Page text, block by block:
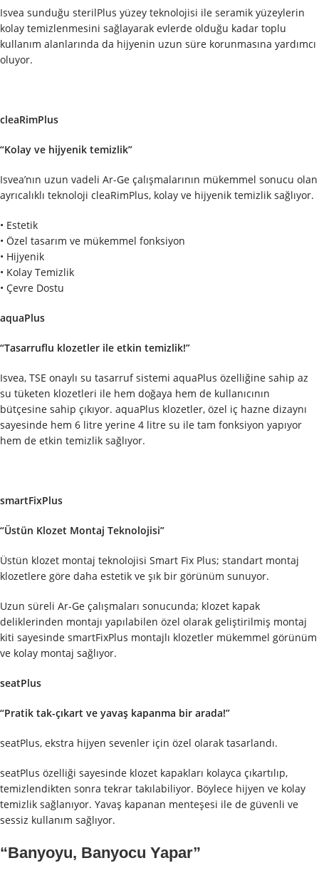
Isvea sunduğu sterilPlus yüzey teknolojisi ile seramik yüzeylerin
kolay temizlenmesini sağlayarak evlerde olduğu kadar toplu
kullanım alanlarında da hijyenin uzun süre korunmasına yardımcı
oluyor.
cleaRimPlus
“Kolay ve hijyenik temizlik”
Isvea’nın uzun vadeli Ar-Ge çalışmalarının mükemmel sonucu olan
ayrıcalıklı teknoloji cleaRimPlus, kolay ve hijyenik temizlik sağlıyor.
• Estetik
• Özel tasarım ve mükemmel fonksiyon
• Hijyenik
• Kolay Temizlik
• Çevre Dostu
aquaPlus
“Tasarruflu klozetler ile etkin temizlik!”
Isvea, TSE onaylı su tasarruf sistemi aquaPlus özelliğine sahip az
su tüketen klozetleri ile hem doğaya hem de kullanıcının
bütçesine sahip çıkıyor. aquaPlus klozetler, özel iç hazne dizaynı
sayesinde hem 6 litre yerine 4 litre su ile tam fonksiyon yapıyor
hem de etkin temizlik sağlıyor.
smartFixPlus
“Üstün Klozet Montaj Teknolojisi”
Üstün klozet montaj teknolojisi Smart Fix Plus; standart montaj
klozetlere göre daha estetik ve şık bir görünüm sunuyor.
Uzun süreli Ar-Ge çalışmaları sonucunda; klozet kapak
deliklerinden montajı yapılabilen özel olarak geliştirilmiş montaj
kiti sayesinde smartFixPlus montajlı klozetler mükemmel görünüm
ve kolay montaj sağlıyor.
seatPlus
“Pratik tak-çıkart ve yavaş kapanma bir arada!”
seatPlus, ekstra hijyen sevenler için özel olarak tasarlandı.
seatPlus özelliği sayesinde klozet kapakları kolayca çıkartılıp,
temizlendikten sonra tekrar takılabiliyor. Böylece hijyen ve kolay
temizlik sağlanıyor. Yavaş kapanan menteşesi ile de güvenli ve
sessiz kullanım sağlıyor.
“Banyoyu, Banyocu Yapar”